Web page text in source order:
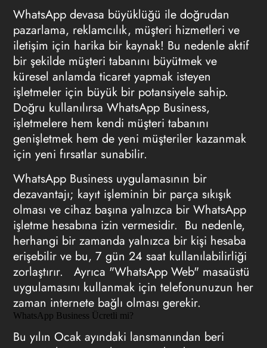
WhatsApp devasa büyüklüğü ile doğrudan
pazarlama, reklamcılık, müşteri hizmetleri ve
iletişim için harika bir kaynak! Bu nedenle aktif
bir şekilde müşteri tabanını büyütmek ve
küresel anlamda ticaret yapmak isteyen
işletmeler için büyük bir potansiyele sahip.
Doğru kullanılırsa WhatsApp Business,
işletmelere hem kendi müşteri tabanını
genişletmek hem de yeni müşteriler kazanmak
için yeni fırsatlar sunabilir.
WhatsApp Business uygulamasının bir
dezavantajı; kayıt işleminin bir parça sıkışık
olması ve cihaz başına yalnızca bir WhatsApp
işletme hesabına izin vermesidir. Bu nedenle,
herhangi bir zamanda yalnızca bir kişi hesaba
erişebilir ve bu, 7 gün 24 saat kullanılabilirliği
zorlaştırır.
Ayrıca "WhatsApp Web" masaüstü
uygulamasını kullanmak için telefonunuzun her
zaman internete bağlı olması gerekir.
WhatsApp Business Ücretli mi?
Bu yılın Ocak ayındaki lansmanından beri